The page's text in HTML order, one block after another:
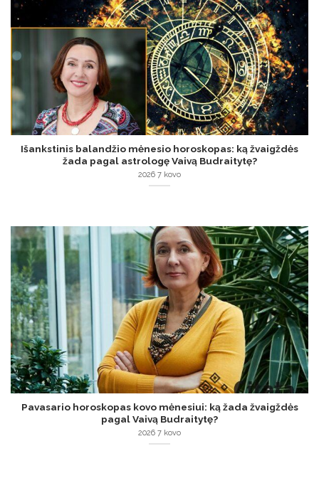
Išankstinis balandžio mėnesio horoskopas: ką žvaigždės
žada pagal astrologę Vaivą Budraitytę?
2026 7 kovo
Pavasario horoskopas kovo mėnesiui: ką žada žvaigždės
pagal Vaivą Budraitytę?
2026 7 kovo